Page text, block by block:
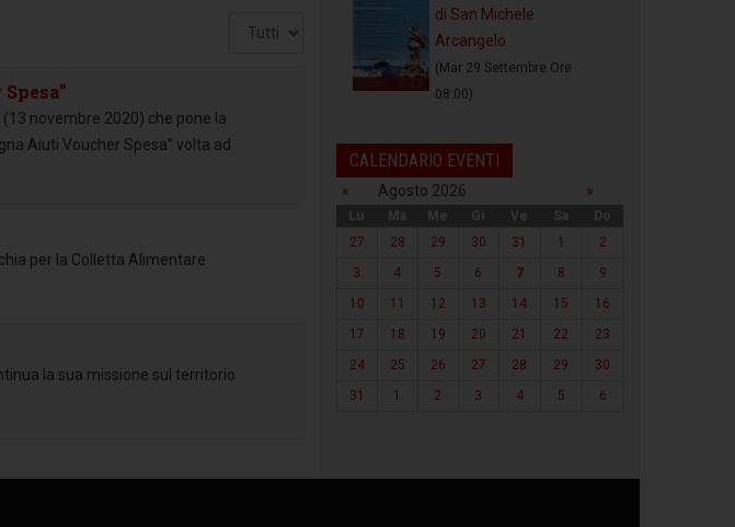
Visualizza
novembre 2020) che pone la
Aiuti Voucher Spesa” volta ad
per la Colletta Alimentare
la sua missione sul territorio
di San Michele
Arcangelo
(Mar 29 Settembre Ore
08:00)
CALENDARIO EVENTI
« Agosto 2026 »
Lu Ma Me Gi Ve Sa
Do
27
28 29 30 31 1
2
3
4 5 6 7 8
9
10
11 12 13 14 15
16
17
18 19 20 21 22
23
24
25 26 27 28 29
30
31
1 2 3 4 5 6